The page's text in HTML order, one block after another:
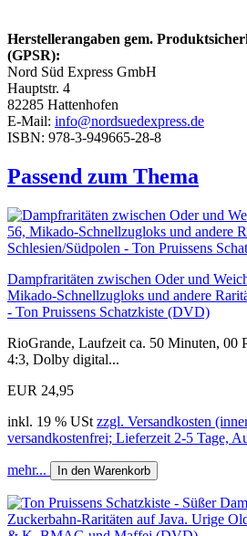
Herstellerangaben gem.
(GPSR):
Nord Süd Express GmbH
Hauptstr. 4
82285 Hattenhofen
E-Mail: info@nordsuedexpress.de
ISBN: 978-3-949665-28-8
Passend zum Thema
Dampfraritäten zwischen Oder und
Mikado-Schnellzugloks und andere
- Ton Pruissens Schatzkiste (DVD)
RioGrande, Laufzeit ca. 50 Minuten, 00
4:3, Dolby digital...
EUR 24,95
inkl. 19 % USt zzgl. Versandkosten
versandkostenfrei; Lieferzeit 2-5 Tage,
mehr... In den Warenkorb